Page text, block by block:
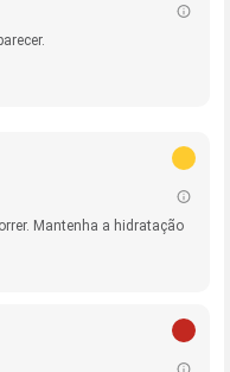
Mantenha a hidratação